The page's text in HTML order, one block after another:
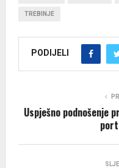
TREBINJE
PODIJELI
Uspješno podnošenje